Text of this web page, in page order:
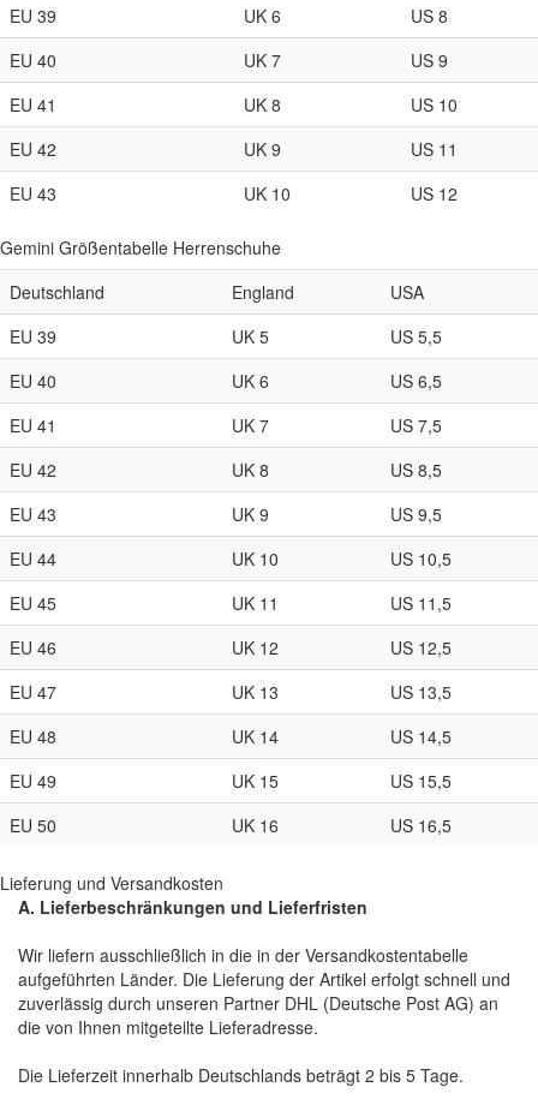
EU 39
UK 6
US 8
EU 40
UK 7
US 9
EU 41
UK 8
US 10
EU 42
UK 9
US 11
EU 43
UK 10 US 12
Gemini Größentabelle Herrenschuhe
Deutschland
England
USA
EU 39
UK 5
US 5,5
EU 40
UK 6
US 6,5
EU 41
UK 7
US 7,5
EU 42
UK 8
US 8,5
EU 43
UK 9
US 9,5
EU 44
UK 10
US 10,5
EU 45
UK 11
US 11,5
EU 46
UK 12
US 12,5
EU 47
UK 13
US 13,5
EU 48
UK 14
US 14,5
EU 49
UK 15
US 15,5
EU 50
UK 16 US 16,5
Lieferung und Versandkosten
A. Lieferbeschränkungen und Lieferfristen
Wir liefern ausschließlich in die in der Versandkostentabelle
aufgeführten Länder. Die Lieferung der Artikel erfolgt schnell und
zuverlässig durch unseren Partner DHL (Deutsche Post AG) an
die von Ihnen mitgeteilte Lieferadresse.
Die Lieferzeit innerhalb Deutschlands beträgt 2 bis 5 Tage.